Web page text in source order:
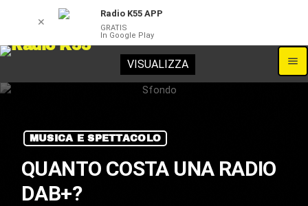
menu
MUSICA E SPETTACOLO
QUANTO COSTA UNA RADIO
DAB+?
✕
Radio K55 APP
GRATIS
In Google Play
VISUALIZZA